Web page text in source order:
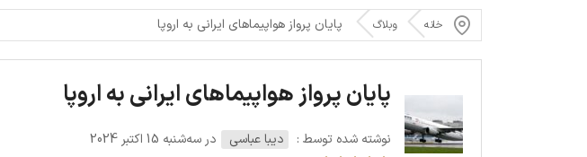
خانه وبلاگ پایان پرواز هواپیماهای ایرانی به اروپا
پایان پرواز هواپیماهای ایرانی به اروپا
نوشته شده توسط : دیبا عباسی در سه‌شنبه 15 اکتبر 2024